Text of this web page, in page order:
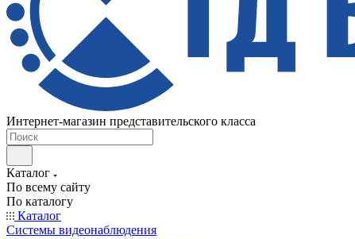
Интернет-магазин представительского класса
Каталог
По всему сайту
По каталогу
Каталог
Системы видеонаблюдения